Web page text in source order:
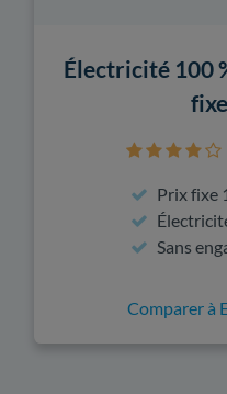
Électricité 100
fixe
Prix fixe
Sans
Comparer à